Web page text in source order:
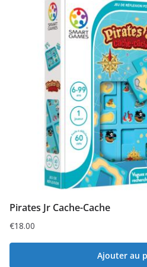
Pirates Jr Cache-Cache
€18.00
Ajouter au